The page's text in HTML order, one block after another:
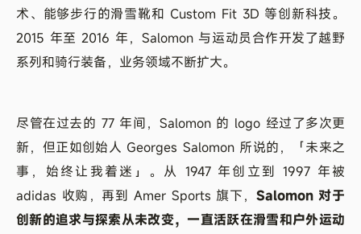
术、能够步行的滑雪靴和 Custom Fit 3D 等创新科技。
2015 年至 2016 年，Salomon 与运动员合作开发了越野
系列和骑行装备，业务领域不断扩大。
尽管在过去的 77 年间，Salomon 的 logo 经过了多次更
新，但正如创始人 Georges Salomon 所说的，「未来之
事，始终让我着迷」。从 1947 年创立到 1997 年被
adidas 收购，再到 Amer Sports 旗下， Salomon 对于
创新的追求与探索从未改变，一直活跃在滑雪和户外运动